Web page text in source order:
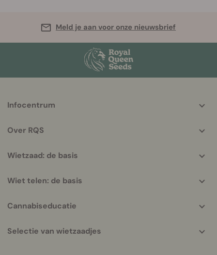
Meld je aan voor onze nieuwsbrief
helpful
Infocentrum
Over RQS
Wietzaad: de basis
Wiet telen: de basis
Cannabiseducatie
Selectie van wietzaadjes